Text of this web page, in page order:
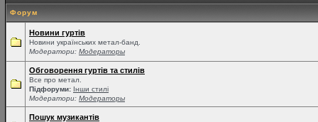
Форум
Новини гуртів
Новини українських метал-банд.
Модератори: Модераторы
Обговорення гуртів та стилів
Все про метал.
Підфоруми: Інши стилі
Модератори: Модераторы
Пошук музикантів